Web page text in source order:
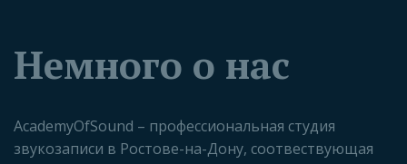
Немного о нас
AcademyOfSound – профессиональная студия
звукозаписи в Ростове-на-Дону, соотвествующая